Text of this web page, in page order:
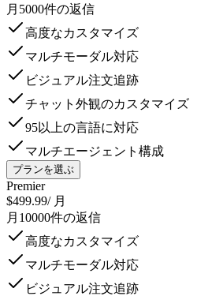
月5000件の返信
高度なカスタマイズ
マルチモーダル対応
ビジュアル注文追跡
チャット外観のカスタマイズ
95以上の言語に対応
マルチエージェント構成
プランを選ぶ
Premier
$499.99/ 月
月10000件の返信
高度なカスタマイズ
マルチモーダル対応
ビジュアル注文追跡